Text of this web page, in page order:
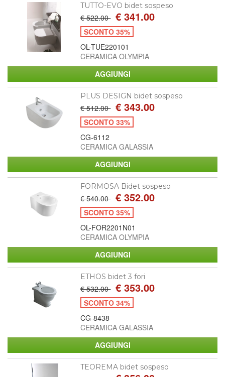
TUTTO-EVO bidet sospeso
€ 522.00 € 341.00
SCONTO 35%
OL-TUE220101
CERAMICA OLYMPIA
PLUS DESIGN bidet sospeso
€ 512.00 € 343.00
SCONTO 33%
CG-6112
CERAMICA GALASSIA
FORMOSA Bidet sospeso
€ 540.00 € 352.00
SCONTO 35%
OL-FOR2201N01
CERAMICA OLYMPIA
ETHOS bidet 3 fori
€ 532.00 € 353.00
SCONTO 34%
CG-8438
CERAMICA GALASSIA
TEOREMA bidet sospeso